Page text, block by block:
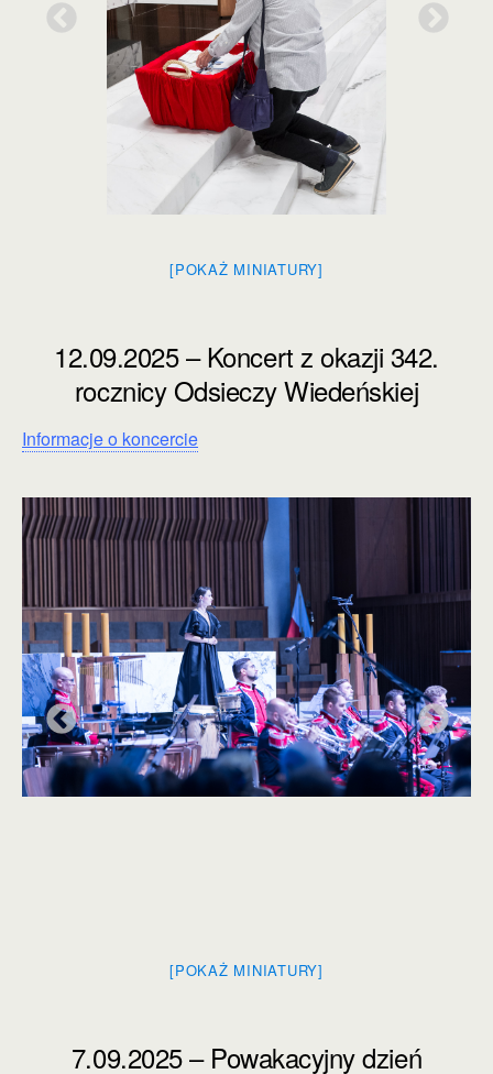
[POKAŻ MINIATURY]
12.09.2025 – Koncert z okazji 342.
rocznicy Odsieczy Wiedeńskiej
Informacje o koncercie
[POKAŻ MINIATURY]
7.09.2025 – Powakacyjny dzień